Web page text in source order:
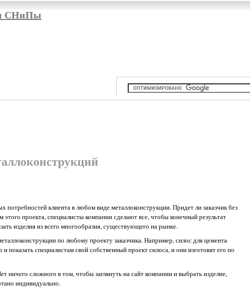
СНиПы
клиента в любом виде металлоконструкции. Придет ли заказчик без
проекта, специалисты компании сделают все, чтобы конечный результат
изделия из всего многообразия, существующего на рынке.
по любому проекту заказчика. Например, силос для цемента
специалистам свой собственный проект силоса, и они изготовят его по
ничего сложного в том, чтобы заглянуть на сайт компании и выбрать изделие,
индивидуально.